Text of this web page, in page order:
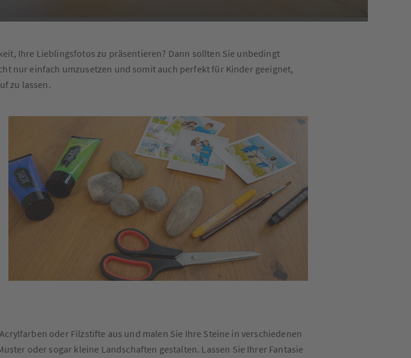
Ihre Lieblingsfotos zu präsentieren? Dann sollten Sie unbedingt
nur einfach umzusetzen und somit auch perfekt für Kinder geeignet,
zu lassen.
oder Filzstifte aus und malen Sie Ihre Steine in verschiedenen
oder sogar kleine Landschaften gestalten. Lassen Sie Ihrer Fantasie